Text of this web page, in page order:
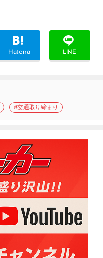
Hatena LINE
#交通取り締まり